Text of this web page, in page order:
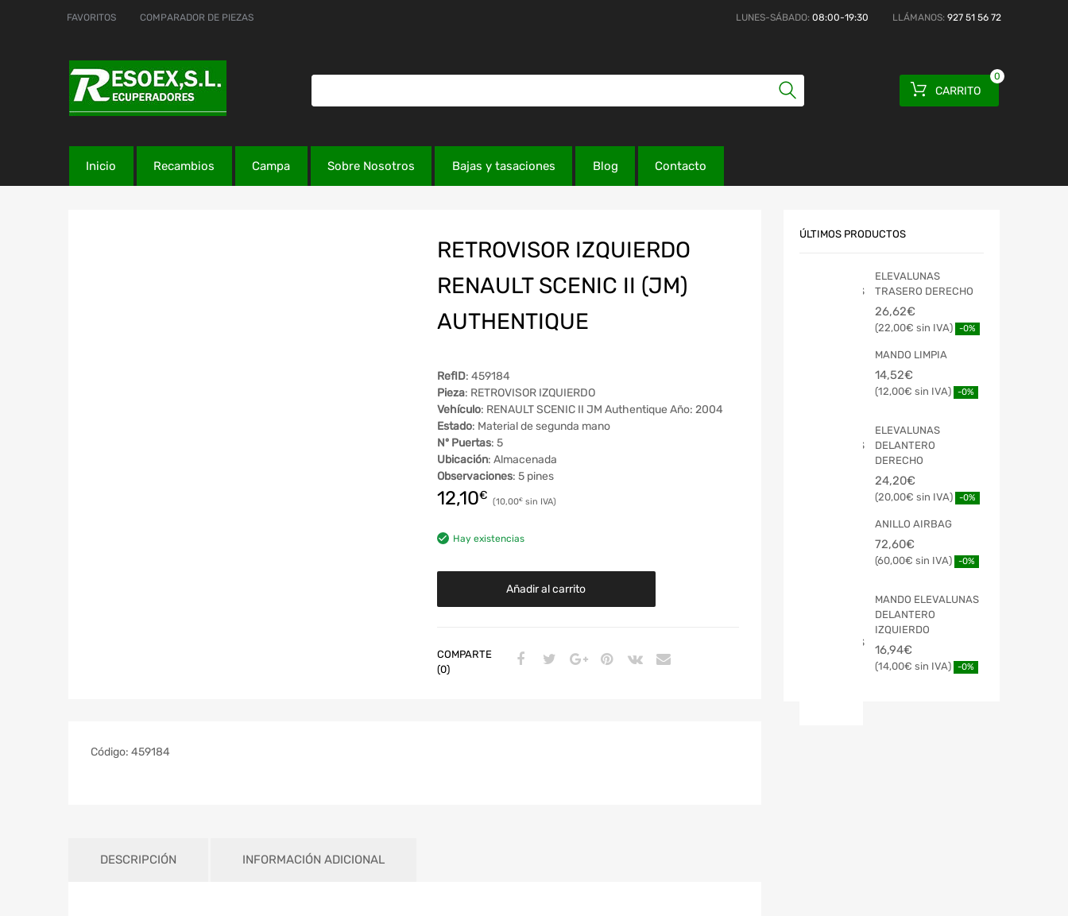
FAVORITOS COMPARADOR DE PIEZAS LUNES-SÁBADO: 08:00-19:30 LLÁMANOS: 927 51 56 72
CARRITO
0
Inicio Recambios Campa Sobre Nosotros Bajas y tasaciones Blog Contacto
RETROVISOR IZQUIERDO
RENAULT SCENIC II (JM)
AUTHENTIQUE
RefID: 459184
Pieza: RETROVISOR IZQUIERDO
Vehículo: RENAULT SCENIC II JM Authentique Año: 2004
Estado: Material de segunda mano
Nº Puertas: 5
Ubicación: Almacenada
Observaciones: 5 pines
12,10€ 10,00€
Hay existencias
Añadir al carrito
COMPARTE
(0)
Código: 459184
DESCRIPCIÓN INFORMACIÓN ADICIONAL
ÚLTIMOS PRODUCTOS
ELEVALUNAS
TRASERO DERECHO
26,62€
22,00€ -0%
MANDO LIMPIA
14,52€
12,00€ -0%
ELEVALUNAS
DELANTERO
DERECHO
24,20€
20,00€ -0%
ANILLO AIRBAG
72,60€
60,00€ -0%
MANDO ELEVALUNAS
DELANTERO
IZQUIERDO
16,94€
14,00€ -0%